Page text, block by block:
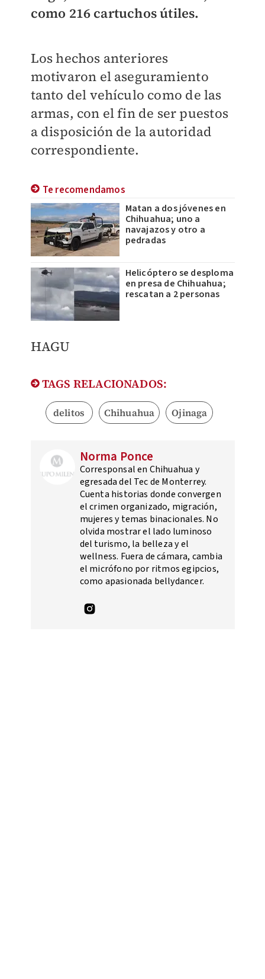
como 216 cartuchos útiles.
Los hechos anteriores
motivaron el aseguramiento
tanto del vehículo como de las
armas, con el fin de ser puestos
a disposición de la autoridad
correspondiente.
Te recomendamos
Matan a dos jóvenes en
Chihuahua; uno a
navajazos y otro a
pedradas
Helicóptero se desploma
en presa de Chihuahua;
rescatan a 2 personas
HAGU
TAGS RELACIONADOS:
delitos Chihuahua Ojinaga
Norma Ponce
Corresponsal en Chihuahua y
egresada del Tec de Monterrey.
Cuenta historias donde convergen
el crimen organizado, migración,
mujeres y temas binacionales. No
olvida mostrar el lado luminoso
del turismo, la belleza y el
wellness. Fuera de cámara, cambia
el micrófono por ritmos egipcios,
como apasionada bellydancer.